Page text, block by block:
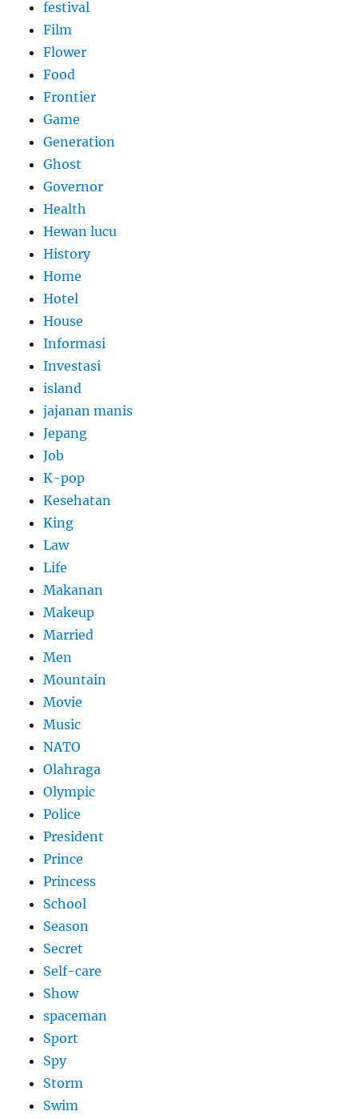
festival
Film
Flower
Food
Frontier
Game
Generation
Ghost
Governor
Health
Hewan lucu
History
Home
Hotel
House
Informasi
Investasi
island
jajanan manis
Jepang
Job
K-pop
Kesehatan
King
Law
Life
Makanan
Makeup
Married
Men
Mountain
Movie
Music
NATO
Olahraga
Olympic
Police
President
Prince
Princess
School
Season
Secret
Self-care
Show
spaceman
Sport
Spy
Storm
Swim